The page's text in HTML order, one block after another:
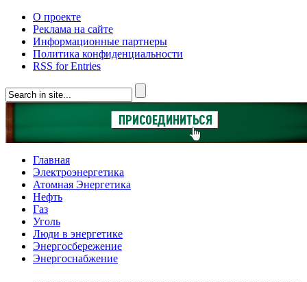
О проекте
Реклама на сайте
Информационные партнеры
Политика конфиденциальности
RSS for Entries
Главная
Электроэнергетика
Атомная Энергетика
Нефть
Газ
Уголь
Люди в энергетике
Энергосбережение
Энергоснабжение